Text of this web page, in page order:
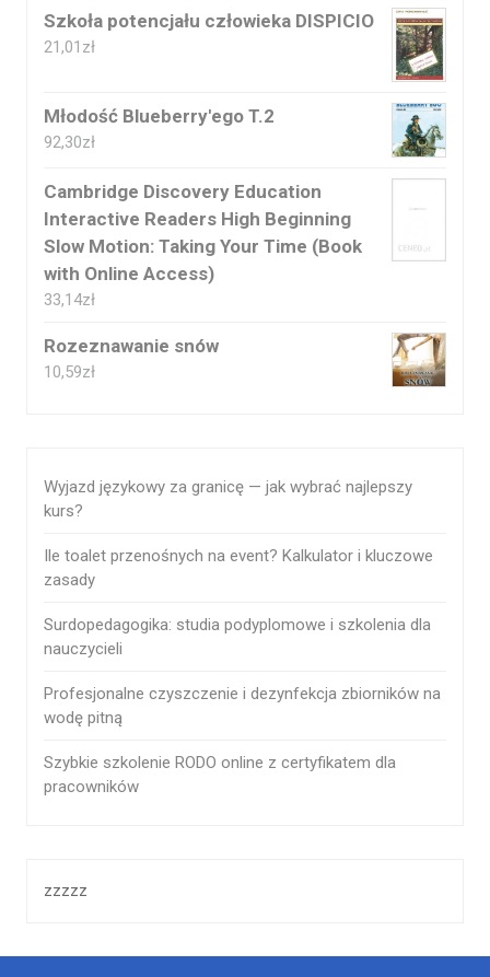
Szkoła potencjału człowieka DISPICIO
21,01 zł
Młodość Blueberry'ego T.2
92,30zł
Cambridge Discovery Education
Interactive Readers High Beginning
Slow Motion: Taking Your Time (Book
with Online Access)
33,14zł
Rozeznawanie snów
10,59zł
Wyjazd językowy za granicę — jak wybrać najlepszy
kurs?
Ile toalet przenośnych na event? Kalkulator i kluczowe
zasady
Surdopedagogika: studia podyplomowe i szkolenia dla
nauczycieli
Profesjonalne czyszczenie i dezynfekcja zbiorników na
wodę pitną
Szybkie szkolenie RODO online z certyfikatem dla
pracowników
zzzzz